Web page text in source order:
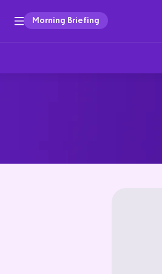
Morning Briefing